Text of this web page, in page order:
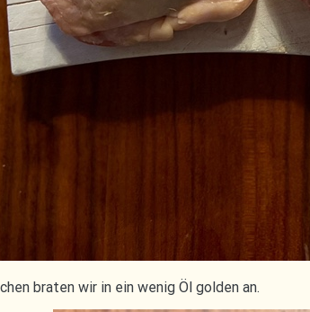
braten wir in ein wenig Öl golden an.